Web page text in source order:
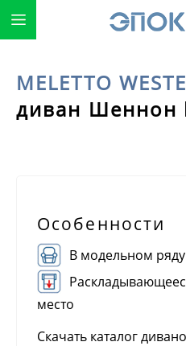
MELETTO
диван Шеннон
Особенности
В модельном ряду
место
Скачать каталог